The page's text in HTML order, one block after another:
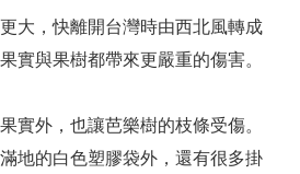
大，快離開台灣時由西北風轉成
實與果樹都帶來更嚴重的傷害。
實外，也讓芭樂樹的枝條受傷。
地的白色塑膠袋外，還有很多掛